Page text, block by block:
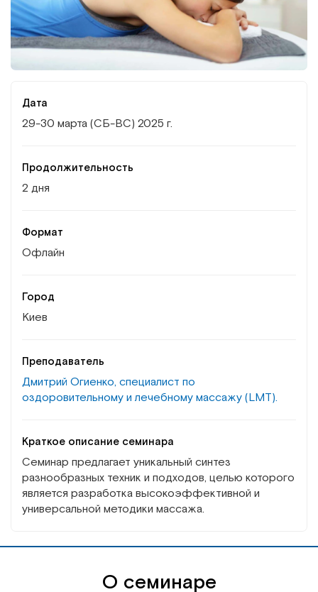
Дата
29-30 марта (СБ-ВС) 2025 г.
Продолжительность
2 дня
Формат
Офлайн
Город
Киев
Преподаватель
Дмитрий Огиенко, специалист по
оздоровительному и лечебному массажу (LMT).
Краткое описание семинара
Семинар предлагает уникальный синтез
разнообразных техник и подходов, целью которого
является разработка высокоэффективной и
универсальной методики массажа.
О семинаре
Институт Апледжера
Институт Барраля
Прикладная кинезиология
Кинезиотейпинг
Массаж
Реабилитация
Барралю